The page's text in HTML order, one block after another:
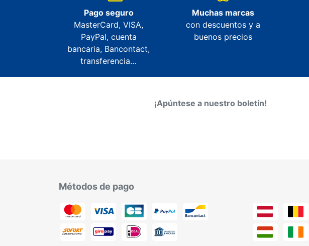
Pago seguro
MasterCard, VISA,
PayPal, cuenta
bancaria, Bancontact,
transferencia…
Muchas marcas
con descuentos y a
buenos precios
¡Apúntese a nuestro boletín!
Métodos de pago